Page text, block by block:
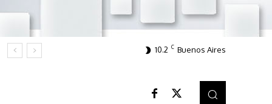
10.2 C Buenos Aires